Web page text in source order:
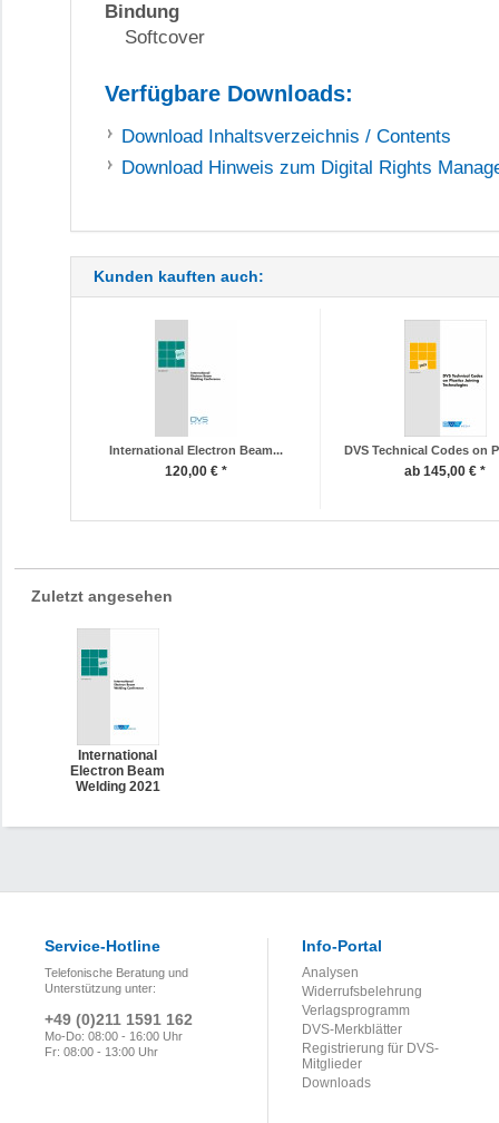
Bindung
Softcover
Verfügbare Downloads:
Download Inhaltsverzeichnis / Contents
Download Hinweis zum Digital Rights
Kunden kauften auch:
International Electron Beam...
120,00 € *
DVS Technical Codes on
ab 145,00 € *
Zuletzt angesehen
International
Electron Beam
Welding 2021
Service-Hotline
Telefonische Beratung und
Unterstützung unter:
+49 (0)211 1591 162
Mo-Do: 08:00 - 16:00 Uhr
Fr: 08:00 - 13:00 Uhr
Info-Portal
Analysen
Widerrufsbelehrung
Verlagsprogramm
DVS-Merkblätter
Registrierung für DVS-
Mitglieder
Downloads